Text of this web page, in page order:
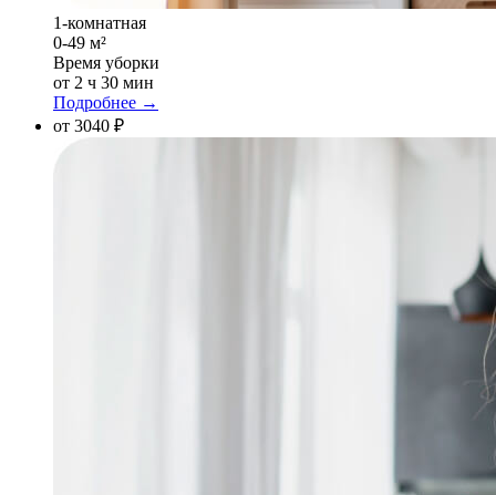
1-комнатная
0-49 м²
Время уборки
от 2 ч 30 мин
Подробнее →
от 3040 ₽